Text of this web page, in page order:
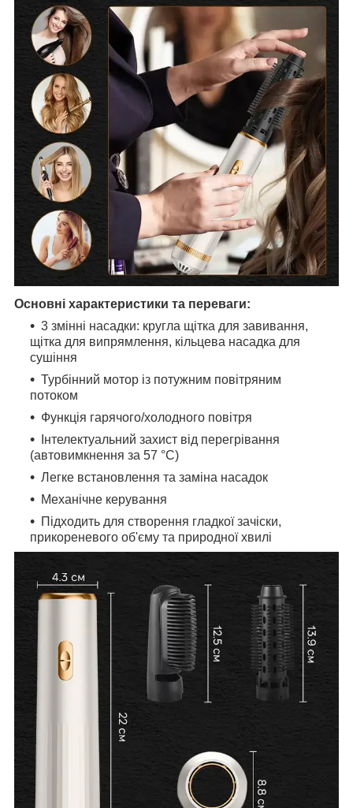
Основні характеристики та переваги:
3 змінні насадки: кругла щітка для завивання,
щітка для випрямлення, кільцева насадка для
сушіння
Турбінний мотор із потужним повітряним
потоком
Функція гарячого/холодного повітря
Інтелектуальний захист від перегрівання
(автовимкнення за 57 °C)
Легке встановлення та заміна насадок
Механічне керування
Підходить для створення гладкої зачіски,
прикореневого об'єму та природної хвилі